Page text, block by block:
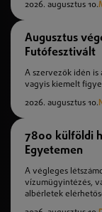
2026. augusztus 10.
Augusztus
Futófesztivált
A szervezők idén is
vagyis kiemelt
2026. augusztus 10.
7800 külföldi
Egyetemen
A végleges
vízumügyintézés,
albérletek